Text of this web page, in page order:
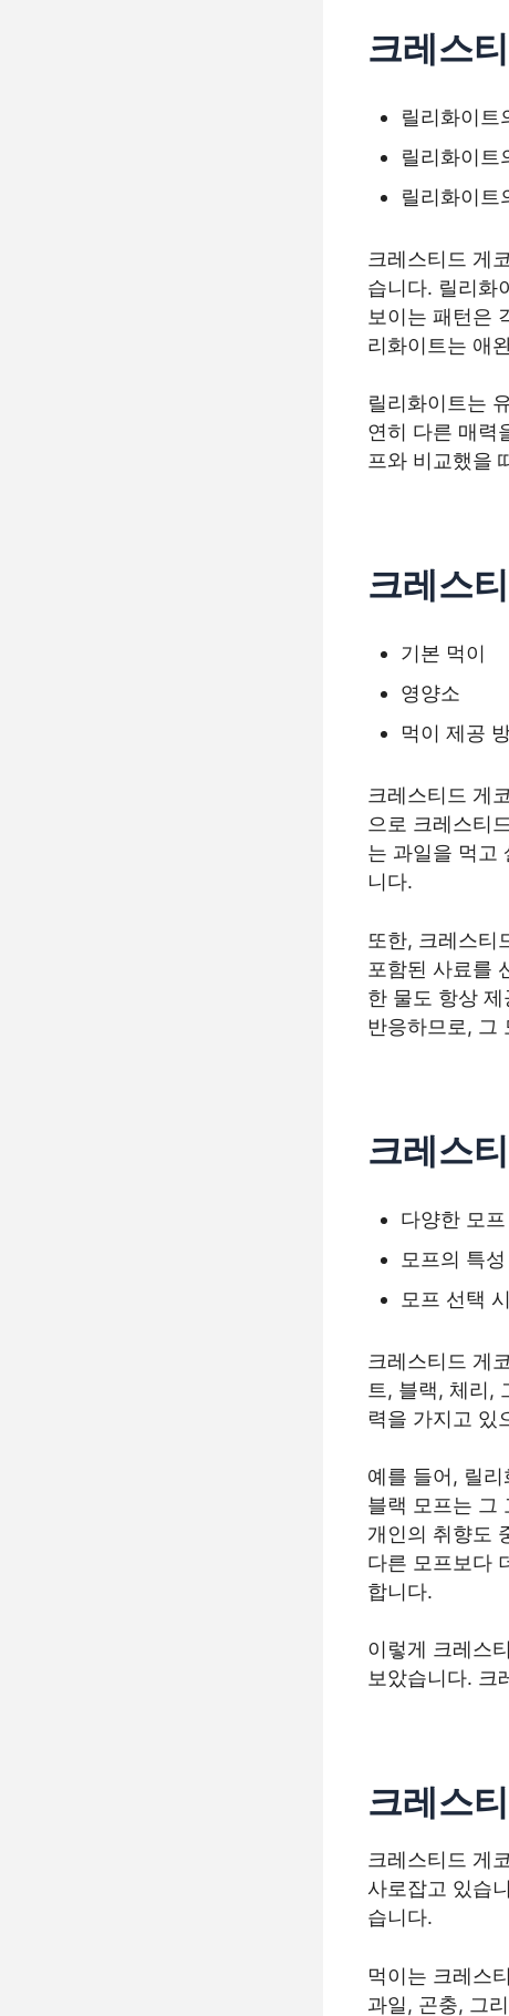
크레스
릴리화이트
릴리화이트
릴리화이트
크레스티드 게
습니다. 릴리화
보이는 패턴은
리화이트는 애
릴리화이트는
연히 다른 매력
프와 비교했을
크레스
기본 먹이
영양소
먹이 제공
크레스티드 게
으로 크레스티
는 과일을 먹고
니다.
또한, 크레스티
포함된 사료를
한 물도 항상
반응하므로, 그
크레스
다양한 모
모프의 특성
모프 선택
크레스티드 게
트, 블랙, 체리,
력을 가지고 있
예를 들어, 릴
블랙 모프는 그
개인의 취향도
다른 모프보다
합니다.
이렇게 크레스
보았습니다. 크
크레스
크레스티드 게
사로잡고 있습
습니다.
먹이는 크레스
과일, 곤충, 그